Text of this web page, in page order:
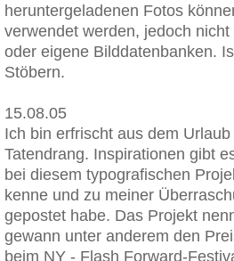
heruntergeladenen Fotos
verwendet werden, jedoch
oder eigene Bilddatenbanken.
Stöbern.
15.08.05
Ich bin erfrischt aus dem
Tatendrang. Inspirationen gibt
bei diesem typografischen
kenne und zu meiner
gepostet habe. Das Projekt
gewann unter anderem den
beim NY - Flash Forward-